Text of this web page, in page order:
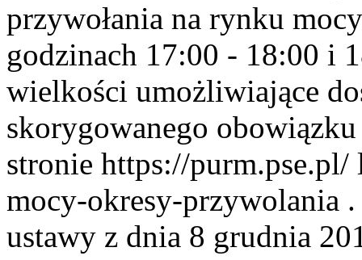
przywołania na rynku
godzinach 17:00 - 18:00 i
wielkości umożliwiające
skorygowanego
stronie https://
mocy-okresy-przywolania
ustawy z dnia 8 grudnia